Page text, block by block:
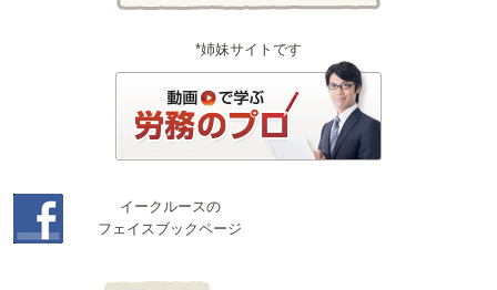
*姉妹サイトです
イークルースの
フェイスブックページ